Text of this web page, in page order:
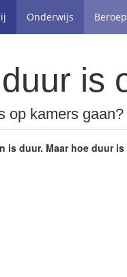
Onderwijs
is
op kamers gaan?
is duur. Maar hoe duur